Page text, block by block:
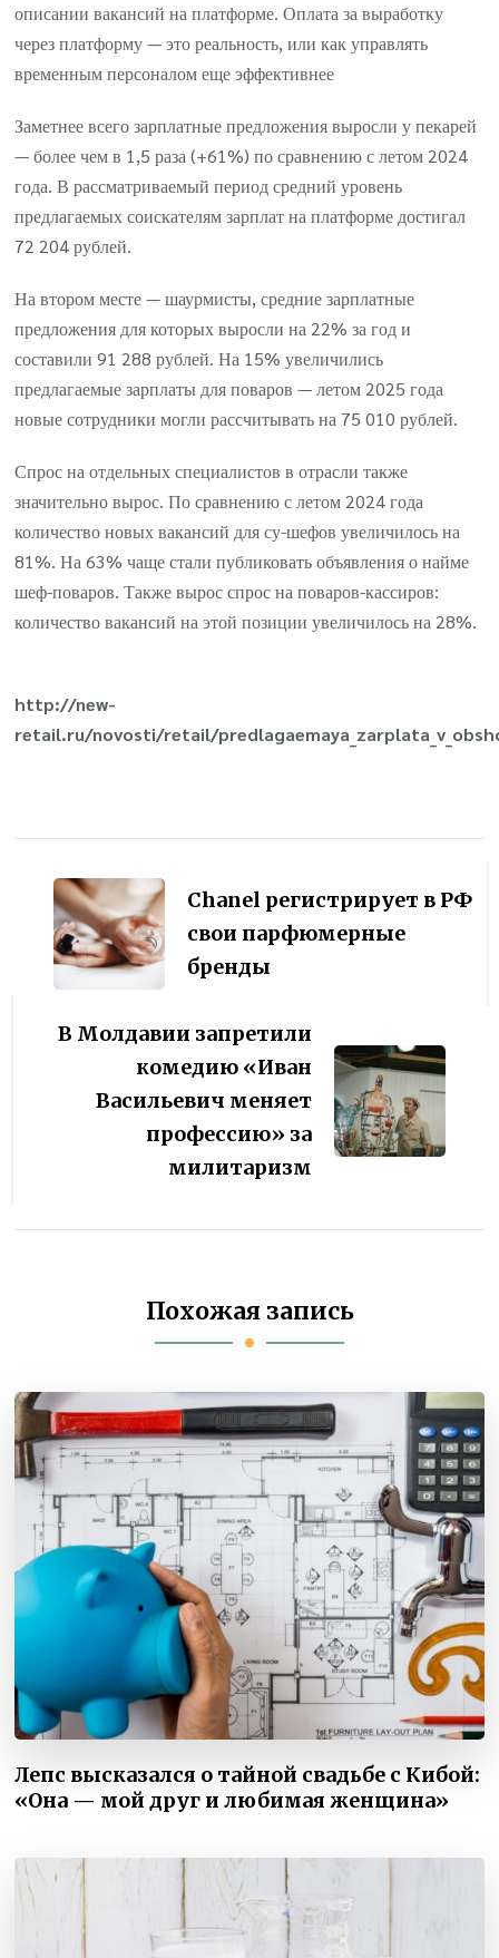
описании вакансий на платформе. Оплата за выработку
через платформу — это реальность, или как управлять
временным персоналом еще эффективнее
Заметнее всего зарплатные предложения выросли у пекарей
— более чем в 1,5 раза (+61%) по сравнению с летом 2024
года. В рассматриваемый период средний уровень
предлагаемых соискателям зарплат на платформе достигал
72 204 рублей.
На втором месте — шаурмисты, средние зарплатные
предложения для которых выросли на 22% за год и
составили 91 288 рублей. На 15% увеличились
предлагаемые зарплаты для поваров — летом 2025 года
новые сотрудники могли рассчитывать на 75 010 рублей.
Спрос на отдельных специалистов в отрасли также
значительно вырос. По сравнению с летом 2024 года
количество новых вакансий для су-шефов увеличилось на
81%. На 63% чаще стали публиковать объявления о найме
шеф-поваров. Также вырос спрос на поваров-кассиров:
количество вакансий на этой позиции увеличилось на 28%.
http://new-
retail.ru/novosti/retail/
по
записям
Chanel регистрирует в РФ
свои парфюмерные
бренды
В Молдавии запретили
комедию «Иван
Васильевич меняет
профессию» за
милитаризм
Похожая запись
Лепс высказался о тайной свадьбе с Кибой:
«Она — мой друг и любимая женщина»